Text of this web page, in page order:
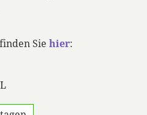
Sie hier: